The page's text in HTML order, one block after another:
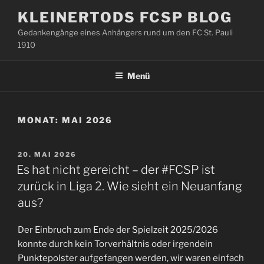
Inhalt
springen
KLEINERTODS FCSP BLOG
Gedankengänge eines Anhängers rund um den FC St. Pauli
1910
Menü
MONAT: MAI 2026
VERÖFFENTLICHT
AM
20. MAI 2026
Es hat nicht gereicht – der #FCSP ist
zurück in Liga 2. Wie sieht ein Neuanfang
aus?
Der Einbruch zum Ende der Spielzeit 2025/2026
konnte durch kein Torverhältnis oder irgendein
Punktepolster aufgefangen werden, wir waren einfach